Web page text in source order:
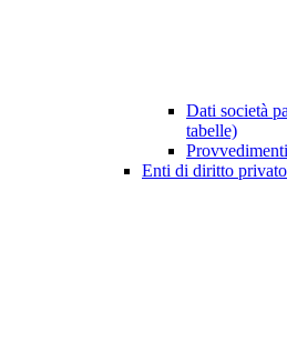
Dati società
tabelle)
Provvedimenti
Enti di diritto